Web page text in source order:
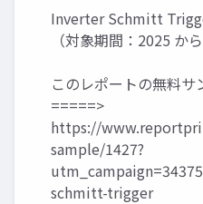
Inverter Schmitt
（対象期間：2025 から
このレポートの無料
=====>
https://
sample/1427?
schmitt-trigger